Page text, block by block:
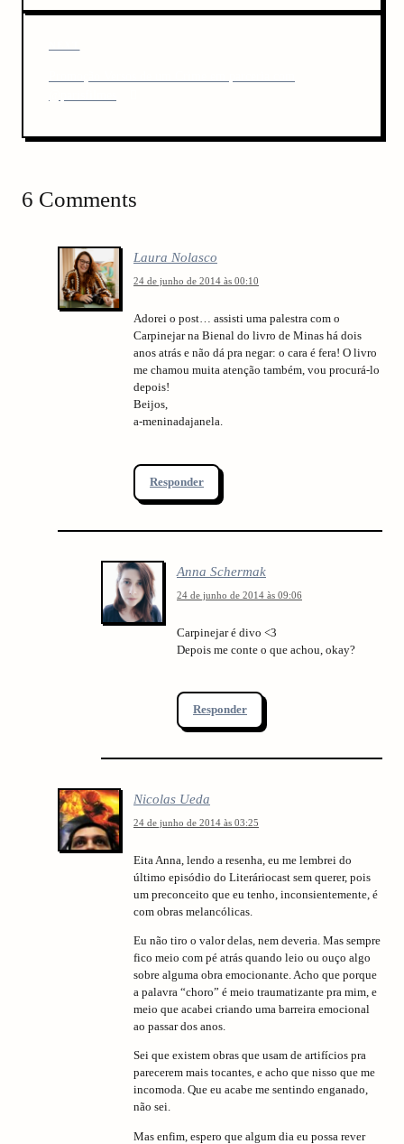
n
t
o
sN
x
t
o
6 Comments
Laura Nolasco
24 de junho de 2014 às 00:10
Adorei o post… assisti uma palestra com o
Carpinejar na Bienal do livro de Minas há dois
anos atrás e não dá pra negar: o cara é fera! O livro
me chamou muita atenção também, vou procurá-lo
depois!
Beijos,
a-meninadajanela.
Responder
Anna Schermak
24 de junho de 2014 às 09:06
Carpinejar é divo <3
Depois me conte o que achou, okay?
Responder
Nicolas Ueda
24 de junho de 2014 às 03:25
Eita Anna, lendo a resenha, eu me lembrei do
último episódio do Literáriocast sem querer, pois
um preconceito que eu tenho, inconsientemente, é
com obras melancólicas.
Eu não tiro o valor delas, nem deveria. Mas sempre
fico meio com pé atrás quando leio ou ouço algo
sobre alguma obra emocionante. Acho que porque
a palavra “choro” é meio traumatizante pra mim, e
meio que acabei criando uma barreira emocional
ao passar dos anos.
Sei que existem obras que usam de artifícios pra
parecerem mais tocantes, e acho que nisso que me
incomoda. Que eu acabe me sentindo enganado,
não sei.
Mas enfim, espero que algum dia eu possa rever